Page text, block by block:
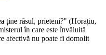
ține râsul, prieteni?" (Horațiu,
în care este învăluită
afectivă nu poate fi domolit